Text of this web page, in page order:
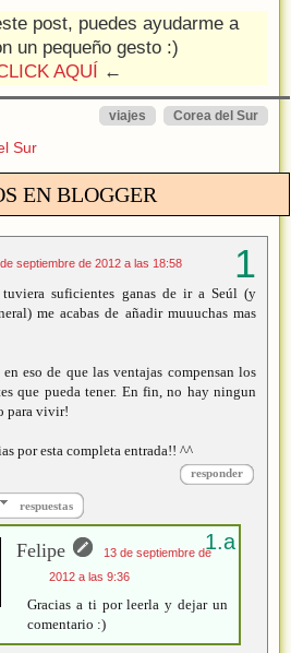
post, puedes ayudarme a
un pequeño gesto :)
AQUÍ ←
Corea del Sur
viajes
Sur
EN BLOGGER
septiembre de 2012 a las 18:58
suficientes ganas de ir a Seúl (y
me acabas de añadir muuuchas mas
eso de que las ventajas compensan los
que pueda tener. En fin, no hay ningun
para vivir!
por esta completa entrada!! ^^
responder
respuestas
Felipe
13 de septiembre de
2012 a las 9:36
Gracias a ti por leerla y dejar un
comentario :)